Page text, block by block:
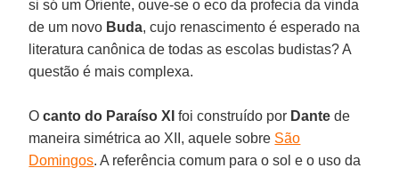
si só um Oriente, ouve-se o eco da profecia da vinda
de um novo Buda, cujo renascimento é esperado na
literatura canônica de todas as escolas budistas? A
questão é mais complexa.
Ocanto do Paraíso XI foi construído por Dante de
maneira simétrica ao XII, aquele sobre São
Domingos. A referência comum para o sol e o uso da